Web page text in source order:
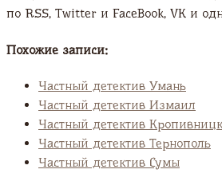
по RSS, Twitter и FaсeBook, VK и
Похожие записи:
Частный детектив Умань
Частный детектив Измаил
Частный детектив
Частный детектив Тернополь
Частный детектив Сумы